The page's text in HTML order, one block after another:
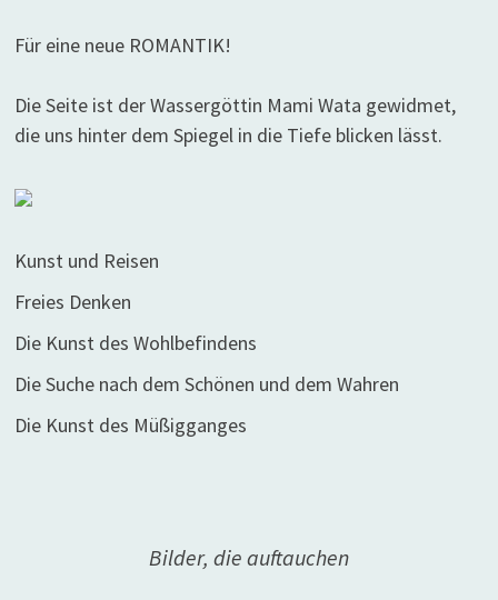
Für eine neue ROMANTIK!
Die Seite ist der Wassergöttin Mami Wata gewidmet,
die uns hinter dem Spiegel in die Tiefe blicken lässt.
Kunst und Reisen
Freies Denken
Die Kunst des Wohlbefindens
Die Suche nach dem Schönen und dem Wahren
Die Kunst des Müßigganges
Bilder, die auftauchen